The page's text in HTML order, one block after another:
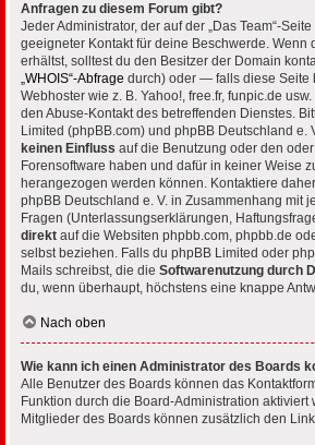
Anfragen zu diesem Forum gibt?
Jeder Administrator, der auf der „Das Team“-
geeigneter Kontakt für deine Beschwerde. Wenn
erhältst, solltest du den Besitzer der Domain
„WHOIS“-Abfrage durch) oder — falls diese Seite
Webhoster wie z. B. Yahoo!, free.fr, funpic.de
den Abuse-Kontakt des betreffenden Dienstes.
Limited (phpBB.com) und phpBB Deutschland e.
keinen Einfluss auf die Benutzung oder den
Forensoftware haben und dafür in keiner Weise
herangezogen werden können. Kontaktiere
phpBB Deutschland e. V. in Zusammenhang mit
Fragen (Unterlassungserklärungen,
direkt auf die Websiten phpbb.com, phpbb.de
selbst beziehen. Falls du phpBB Limited oder
Mails schreibst, die die Softwarenutzung durch
du, wenn überhaupt, höchstens eine knappe
Nach oben
Wie kann ich einen Administrator des Boards
Alle Benutzer des Boards können das
Funktion durch die Board-Administration aktiviert
Mitglieder des Boards können zusätzlich den